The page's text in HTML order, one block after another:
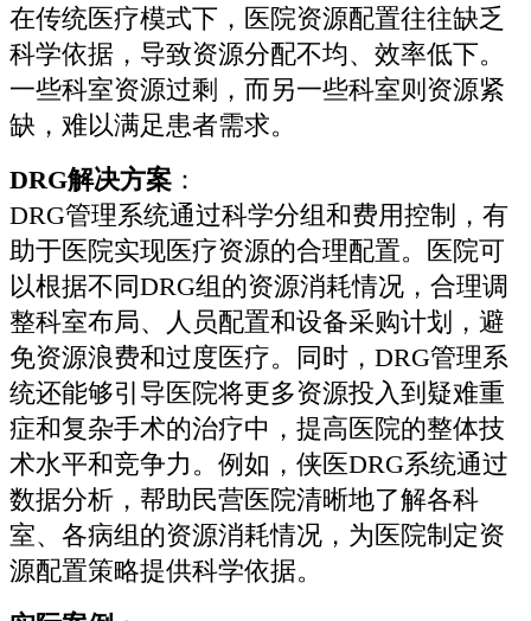
在传统医疗模式下，医院资源配置往往缺乏
科学依据，导致资源分配不均、效率低下。
一些科室资源过剩，而另一些科室则资源紧
缺，难以满足患者需求。
DRG解决方案 ：
DRG管理系统通过科学分组和费用控制，有
助于医院实现医疗资源的合理配置。医院可
以根据不同DRG组的资源消耗情况，合理调
整科室布局、人员配置和设备采购计划，避
免资源浪费和过度医疗。同时，DRG管理系
统还能够引导医院将更多资源投入到疑难重
症和复杂手术的治疗中，提高医院的整体技
术水平和竞争力。例如，侠医DRG系统通过
数据分析，帮助民营医院清晰地了解各科
室、各病组的资源消耗情况，为医院制定资
源配置策略提供科学依据。